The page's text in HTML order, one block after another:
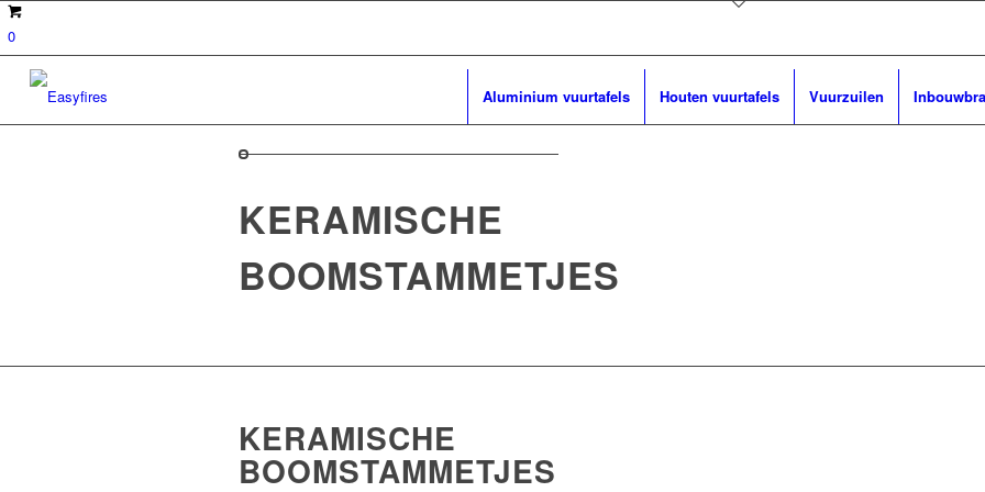
0
Aluminium vuurtafels Houten vuurtafels Vuurzuilen
KERAMISCHE
BOOMSTAMMETJES
KERAMISCHE
BOOMSTAMMETJES